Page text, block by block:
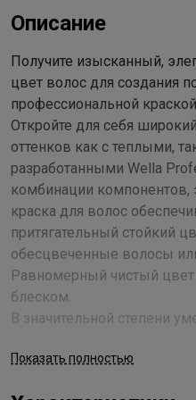
Описание
Получите изысканный,
цвет волос для создания
профессиональной
Откройте для себя
оттенков как с теплыми,
разработанными Wella
комбинации компонентов,
краска для волос
притягательный стойкий
обесцвеченные волосы
Равномерный чистый цвет
блеском.
В значительной степени
частицы металлов, что
Показать полностью